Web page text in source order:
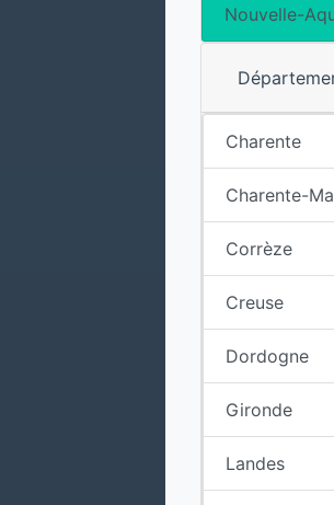
Nouvelle-
Charente
Charente-
Corrèze
Creuse
Dordogne
Gironde
Landes